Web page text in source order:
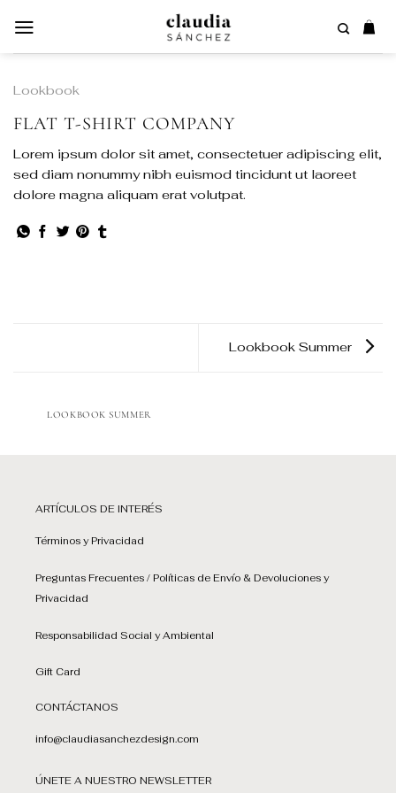
contenido
Lookbook
FLAT T-SHIRT COMPANY
Lorem ipsum dolor sit amet, consectetuer adipiscing elit,
sed diam nonummy nibh euismod tincidunt ut laoreet
dolore magna aliquam erat volutpat.
Lookbook Summer
LOOKBOOK SUMMER
ARTÍCULOS DE INTERÉS
Términos y Privacidad
Preguntas Frecuentes / Políticas de Envío & Devoluciones y
Privacidad
Responsabilidad Social y Ambiental
Gift Card
CONTÁCTANOS
info@claudiasanchezdesign.com
ÚNETE A NUESTRO NEWSLETTER